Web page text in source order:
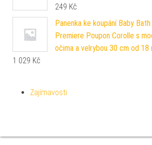
249 Kč
Panenka ke koupání Baby
Premiere Poupon Corolle s
očima a velrybou 30 cm od 18
1 029 Kč
Zajímavosti